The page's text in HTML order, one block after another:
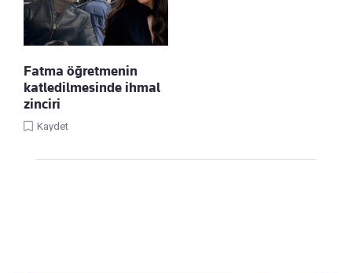
Fatma öğretmenin
katledilmesinde ihmal
zinciri
Kaydet